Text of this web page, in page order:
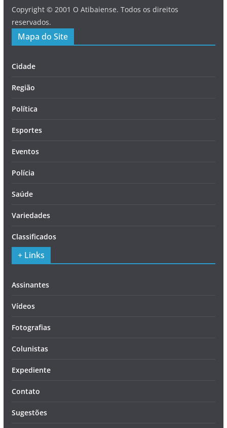
Copyright © 2001 O Atibaiense. Todos os direitos
reservados.
Mapa do Site
Cidade
Região
Política
Esportes
Eventos
Polícia
Saúde
Variedades
Classificados
+ Links
Assinantes
Vídeos
Fotografias
Colunistas
Expediente
Contato
Sugestões